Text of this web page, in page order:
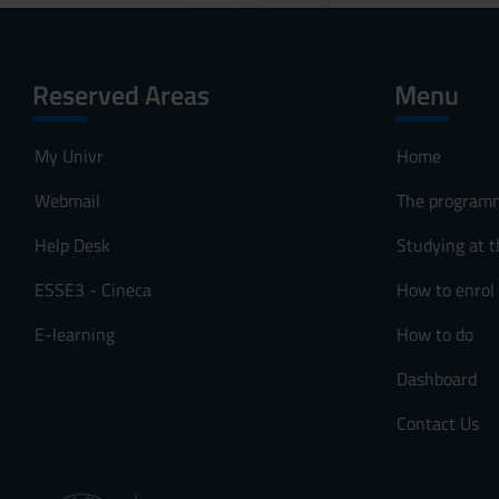
l
Reserved Areas
My Univr
Webmail
Help Desk
ESSE3 - Cineca
E-learning
Menu
Home
The
Studying at
How to enrol
How to do
Dashboard
Contact Us